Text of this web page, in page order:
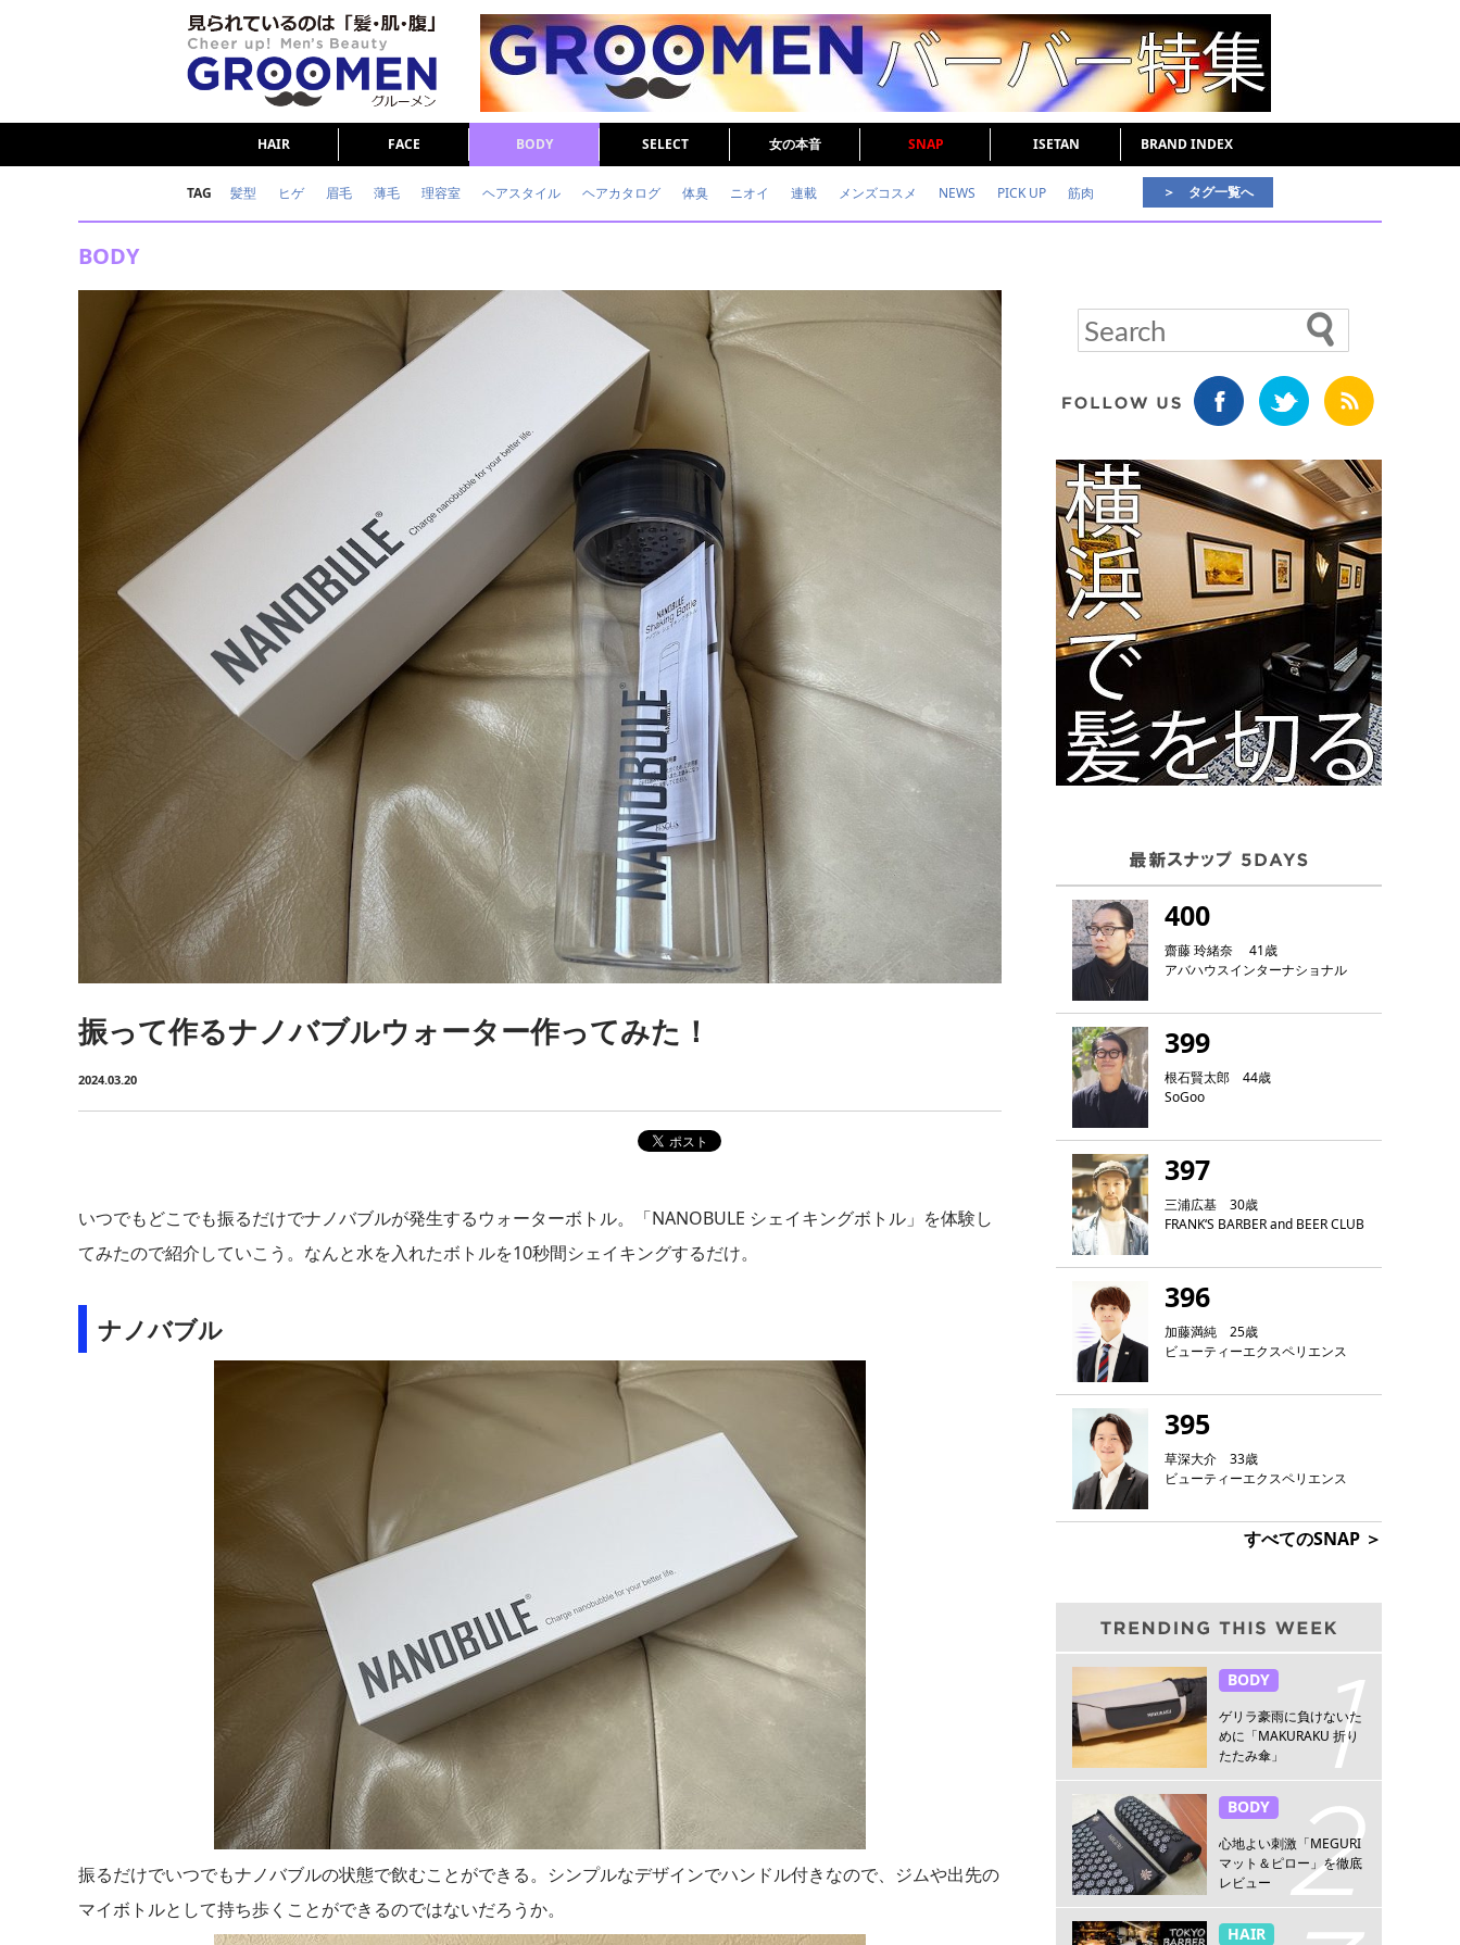
HAIR FACE BODY SELECT 女の本音 SNAP ISETAN BRAND INDEX
TAG 髪型 ヒゲ 眉毛 薄毛 理容室 ヘアスタイル ヘアカタログ 体臭 ニオイ 連載 メンズコスメ NEWS PICK UP 筋肉
ダイエット
＞ タグ一覧へ
BODY
振って作るナノバブルウォーター作ってみた！
2024.03.20
いつでもどこでも振るだけでナノバブルが発生するウォーターボトル。「NANOBULE シェイキングボトル」を体験し
てみたので紹介していこう。なんと水を入れたボトルを10秒間シェイキングするだけ。
ナノバブル
振るだけでいつでもナノバブルの状態で飲むことができる。シンプルなデザインでハンドル付きなので、ジムや出先の
マイボトルとして持ち歩くことができるのではないだろうか。
400
齋藤 玲緒奈 41歳
アバハウスインターナショナル
399
根石賢太郎 44歳
SoGoo
397
三浦広基 30歳
FRANK‘S BARBER and BEER CLUB
396
加藤満純 25歳
ビューティーエクスペリエンス
395
草深大介 33歳
ビューティーエクスペリエンス
すべてのSNAP ＞
BODY
ゲリラ豪雨に負けないた
めに「MAKURAKU 折り
たたみ傘」
BODY
心地よい刺激「MEGURI
マット＆ピロー」を徹底
レビュー
HAIR